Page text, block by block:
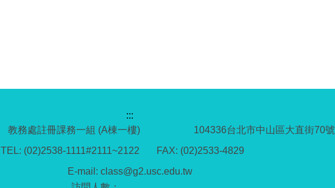
:::
教務處註冊課務一組 (A棟一樓)
104336台北市中山區大直街70號
TEL: (02)2538-1111#2111~2122 FAX: (02)2533-4829
E-mail: class@g2.usc.edu.tw